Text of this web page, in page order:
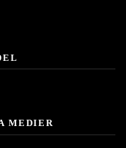
MEDIER